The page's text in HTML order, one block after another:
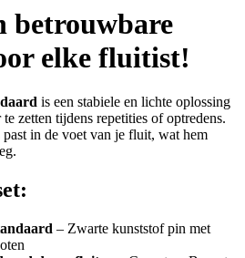
betrouwbare
elke fluitist!
is een stabiele en lichte oplossing
zetten tijdens repetities of optredens.
in de voet van je fluit, wat hem
– Zwarte kunststof pin met